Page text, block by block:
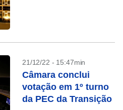
21/12/22 - 15:47min
Câmara conclui
votação em 1º turno
da PEC da Transição